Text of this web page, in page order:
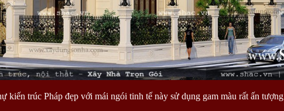
kiến trúc Pháp đẹp với mái ngói tinh tế này sử dụng gam màu rất ấn tượng